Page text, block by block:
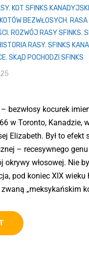
, KOT SFINKS KANADYJSKI
BEZWŁOSYCH,
, ROZWÓJ RASY SFINKS,
RASY,SFINKS
,SKĄD POCHODZI SFINKS
bezwłosy kocurek
w Toronto, Kanadzie,
Elizabeth. Był to efekt
– recesywnego
okrywy włosowej. Nie
pod koniec XIX
„meksykańskim